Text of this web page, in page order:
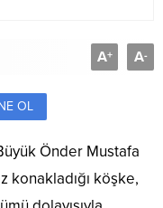
A+ A-
OL
Önder Mustafa
konakladığı köşke,